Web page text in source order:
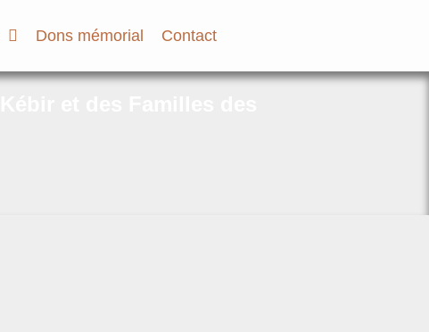
Dons mémorial Contact